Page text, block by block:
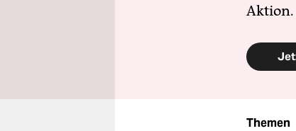
Aktion.
Themen